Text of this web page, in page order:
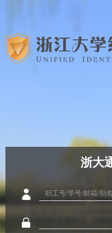
浙大